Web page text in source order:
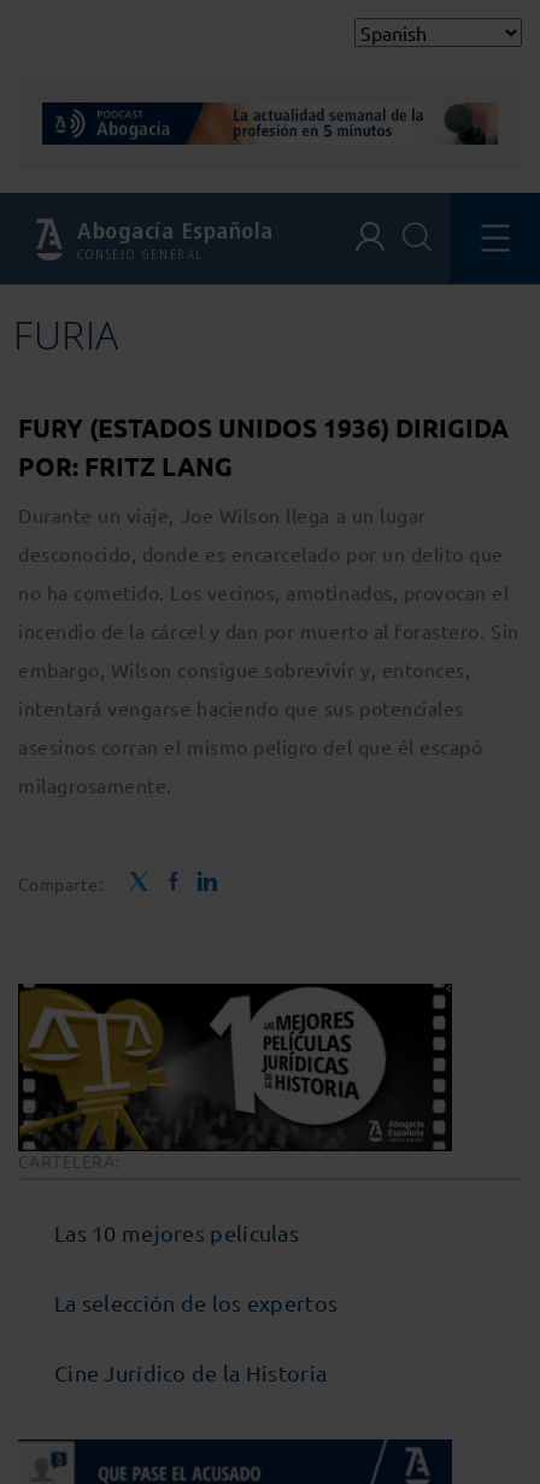
Abogacía Española
CONSEJO GENERAL
FURIA
FURY (ESTADOS UNIDOS 1936) DIRIGIDA
POR: FRITZ LANG
Durante un viaje, Joe Wilson llega a un lugar
desconocido, donde es encarcelado por un delito que
no ha cometido. Los vecinos, amotinados, provocan el
incendio de la cárcel y dan por muerto al forastero. Sin
embargo, Wilson consigue sobrevivir y, entonces,
intentará vengarse haciendo que sus potenciales
asesinos corran el mismo peligro del que él escapó
milagrosamente.
Comparte:
CARTELERA:
Las 10 mejores películas
La selección de los expertos
Cine Jurídico de la Historia